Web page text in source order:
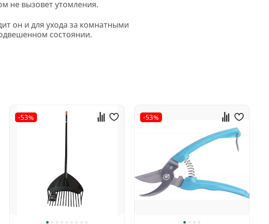
не вызовет утомления.
он и для ухода за комнатными
состоянии.
-53% -53%